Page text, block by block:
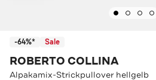
-64%* Sale
ROBERTO COLLINA
Alpakamix-Strickpullover hellgelb